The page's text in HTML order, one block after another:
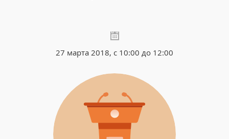
27 марта 2018, с 10:00 до 12:00